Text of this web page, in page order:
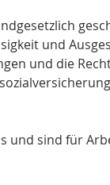
und
und die
und sind für